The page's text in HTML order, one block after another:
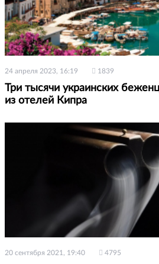
24 апреля 2023, 16:19 1839
Три тысячи украинских
из отелей Кипра
20 сентября 2021, 19:40 4795